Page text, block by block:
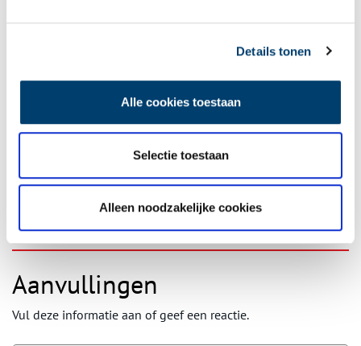
Details tonen
Alle cookies toestaan
Selectie toestaan
Alleen noodzakelijke cookies
Ontvang de nieuwsbrief
Wilt u op de hoogte blijven van de mooiste verhalen en het
laatste erfgoednieuws? Schrijf u dan nu in voor onze
wekelijkse nieuwsbrief!
Aanvullingen
Vul deze informatie aan of geef een reactie.